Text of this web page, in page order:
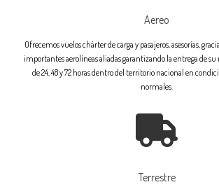
Aereo
Ofrecemos vuelos chárter de carga y pasajeros, asesorías,
importantes aerolíneas aliadas garantizando la entrega de
de 24, 48 y 72 horas dentro del territorio nacional en
normales.
Terrestre